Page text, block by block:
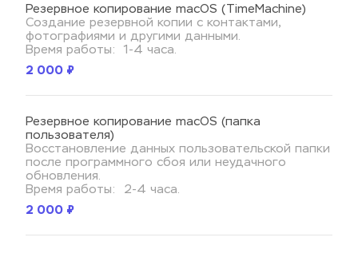
Резервное копирование macOS (TimeMachine)
Создание резервной копии с контактами,
фотографиями и другими данными.
Время работы:  1-4 часа.
2 000 ₽
Резервное копирование macOS (папка
пользователя)
Восстановление данных пользовательской папки
после программного сбоя или неудачного
обновления.
Время работы:  2-4 часа.
2 000 ₽